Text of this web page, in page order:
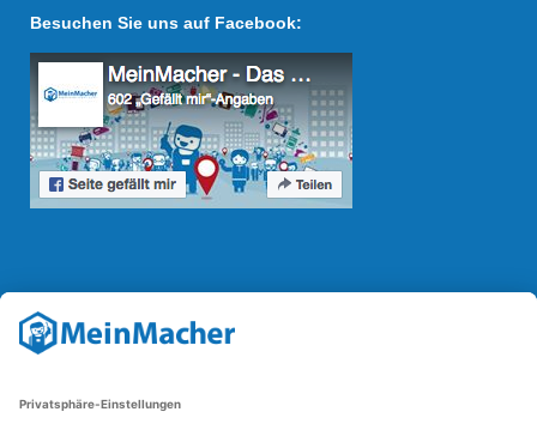
Besuchen Sie uns auf Facebook:
Reparatur Revolution
Mit derReparatur-Revolution
Reparaturbedingungen in Deutschland: Für Produkte, die sich gut
reparierenden Betriebe und des Reparatur-Know-hows in
Deutschland.